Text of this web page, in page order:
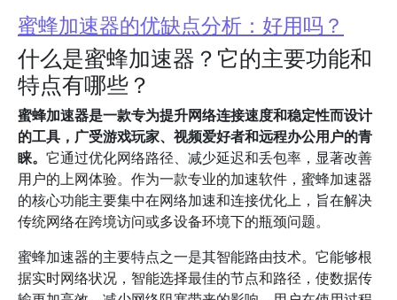
蜜蜂加速器的优缺点分析：好用吗？
什么是蜜蜂加速器？它的主要功能和
特点有哪些？
蜜蜂加速器是一款专为提升网络连接速度和稳定性而设计
的工具，广受游戏玩家、视频爱好者和远程办公用户的青
睐。 它通过优化网络路径、减少延迟和丢包率，显著改善
用户的上网体验。作为一款专业的加速软件，蜜蜂加速器
的核心功能主要集中在网络加速和连接优化上，旨在解决
传统网络在跨境访问或多设备环境下的瓶颈问题。
蜜蜂加速器的主要特点之一是其智能路由技术。它能够根
据实时网络状况，智能选择最佳的节点和路径，使数据传